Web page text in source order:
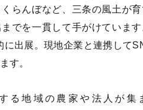
らんぼなど、三条の風土が
でを一貫して手がけていま
に出展。現地企業と連携して
す。
る地域の農家や法人が集